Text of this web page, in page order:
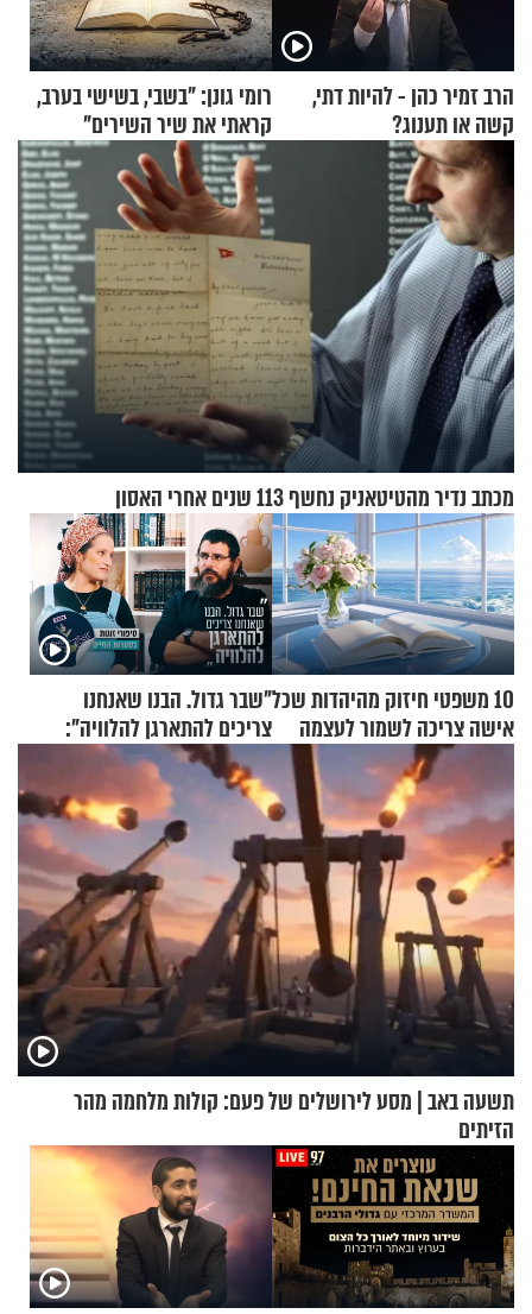
הרב זמיר כהן - להיות דתי,
קשה או תענוג?
רומי גונן: "בשבי, בשישי בערב,
קראתי את שיר השירים"
מכתב נדיר מהטיטאניק נחשף 113 שנים אחרי האסון
10 משפטי חיזוק מהיהדות שכל
אישה צריכה לשמור לעצמה
"שבר גדול. הבנו שאנחנו
צריכים להתארגן להלוויה":
זוגיות במבחן, הפעם עם מרים
וגד דנינו
תשעה באב | מסע לירושלים של פעם: קולות מלחמה מהר
הזיתים